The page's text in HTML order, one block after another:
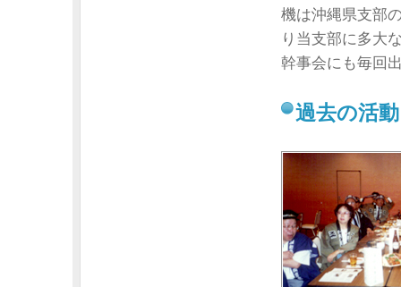
機は沖縄県支部
り当支部に多大
幹事会にも毎回
過去の活動